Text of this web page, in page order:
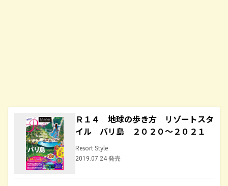
Ｒ１４ 地球の歩き方 リゾートスタ
イル バリ島 ２０２０～２０２１
Resort Style
2019.07.24 発売